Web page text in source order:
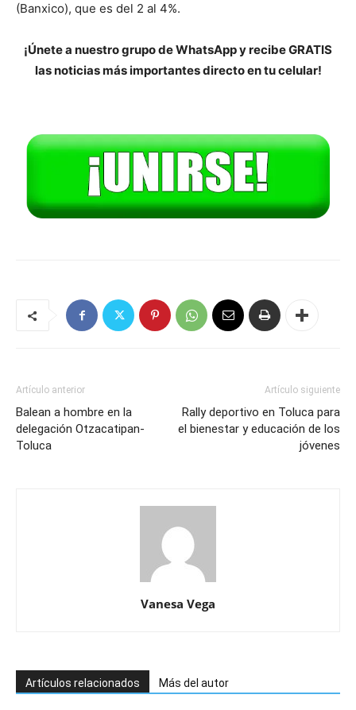
(Banxico), que es del 2 al 4%.
¡Únete a nuestro grupo de WhatsApp y recibe GRATIS
las noticias más importantes directo en tu celular!
Artículo anterior
Balean a hombre en la
delegación Otzacatipan-
Toluca
Artículo siguiente
Rally deportivo en Toluca para
el bienestar y educación de los
jóvenes
Vanesa Vega
Artículos relacionados Más del autor